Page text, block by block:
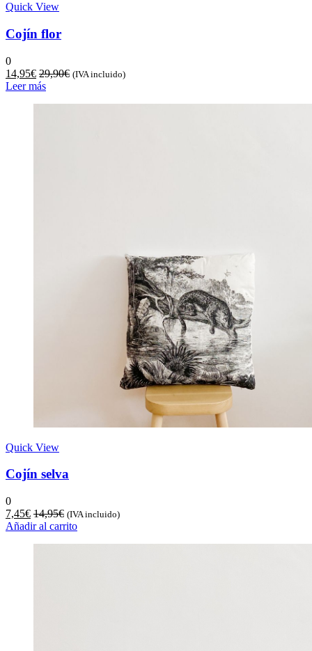
Quick View
Cojín flor
0
14,95€ 29,90€ (IVA incluido)
Leer más
Quick View
Cojín selva
0
7,45€ 14,95€ (IVA incluido)
Añadir al carrito